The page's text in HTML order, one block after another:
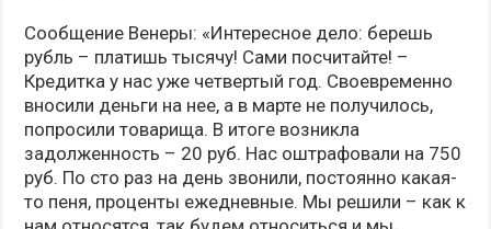
Сообщение Венеры: «Интересное дело: берешь
рубль – платишь тысячу! Сами посчитайте! –
Кредитка у нас уже четвертый год. Своевременно
вносили деньги на нее, а в марте не получилось,
попросили товарища. В итоге возникла
задолженность – 20 руб. Нас оштрафовали на 750
руб. По сто раз на день звонили, постоянно какая-
то пеня, проценты ежедневные. Мы решили – как к